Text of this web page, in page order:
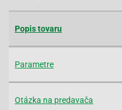
Popis tovaru
Parametre
Otázka na predavača